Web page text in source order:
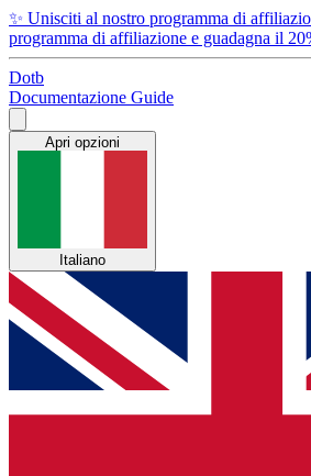
✨ Unisciti al nostro programma di
programma di affiliazione e guadagna il
Dotb
Documentazione Guide
Apri opzioni
Italiano